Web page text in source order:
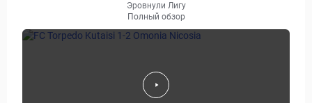
Эровнули Лигу
Полный обзор